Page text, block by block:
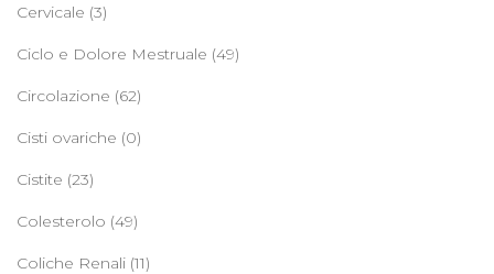
Cervicale (3)
Ciclo e Dolore Mestruale (49)
Circolazione (62)
Cisti ovariche (0)
Cistite (23)
Colesterolo (49)
Coliche Renali (11)